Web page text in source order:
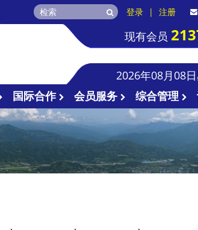
登录 | 注册
现有会员
2026年08月08
国际合作 会员服务 综合管理